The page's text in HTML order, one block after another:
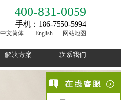
400-831-0059
手机：186-7550-5994
中文简体 English 网站地图
解决方案 联系我们